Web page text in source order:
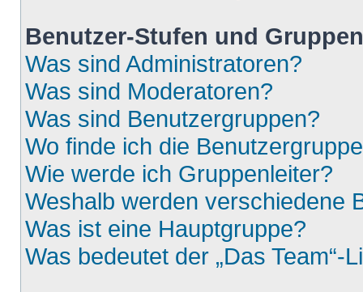
Benutzer-Stufen und Gruppen
Was sind Administratoren?
Was sind Moderatoren?
Was sind Benutzergruppen?
Wo finde ich die
Wie werde ich Gruppenleiter?
Weshalb werden verschiedene
Was ist eine Hauptgruppe?
Was bedeutet der „Das Team“-